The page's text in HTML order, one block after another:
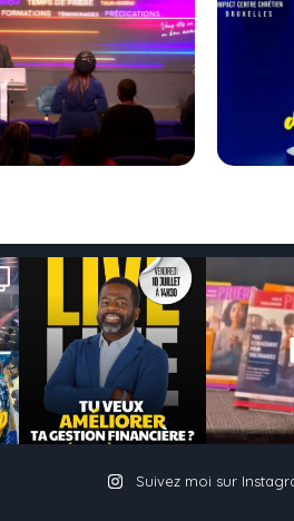
186 1
Suivez moi sur